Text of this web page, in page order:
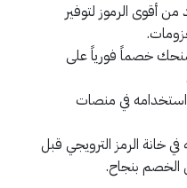
من أقوى الرموز لتوفير
خصماً فورياً على
في منصات
خانة الرمز الترويجي قبل
الخصم بنجاح.